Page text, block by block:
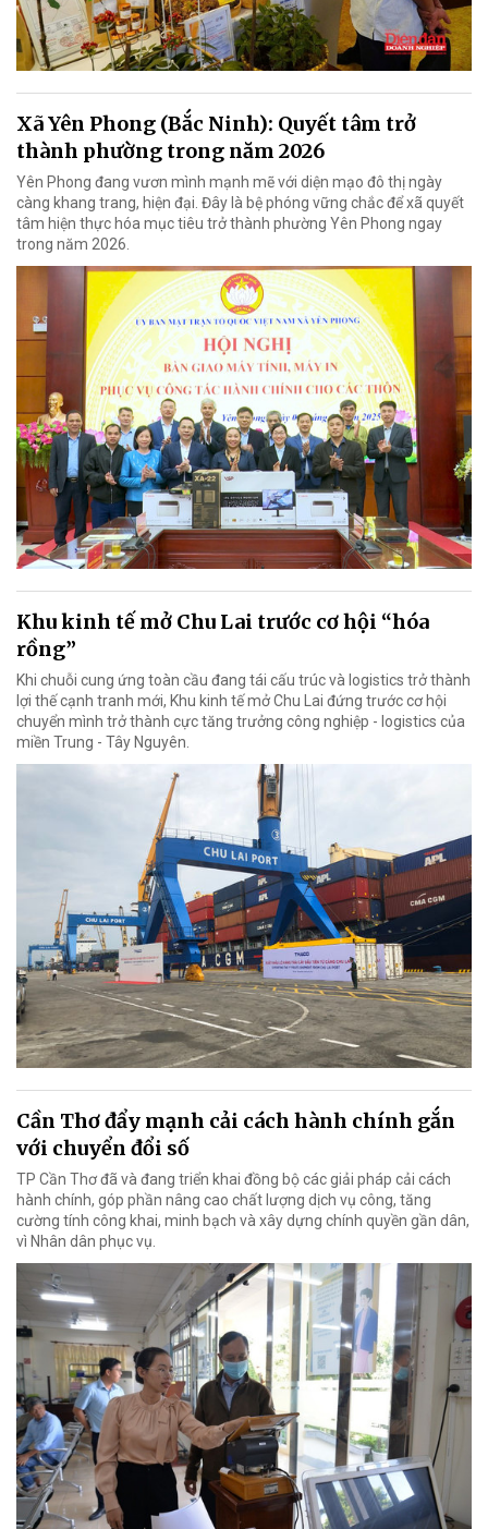
Xã Yên Phong (Bắc Ninh): Quyết tâm trở
thành phường trong năm 2026
Yên Phong đang vươn mình mạnh mẽ với diện mạo đô thị ngày
càng khang trang, hiện đại. Đây là bệ phóng vững chắc để xã quyết
tâm hiện thực hóa mục tiêu trở thành phường Yên Phong ngay
trong năm 2026.
Khu kinh tế mở Chu Lai trước cơ hội “hóa
rồng”
Khi chuỗi cung ứng toàn cầu đang tái cấu trúc và logistics trở thành
lợi thế cạnh tranh mới, Khu kinh tế mở Chu Lai đứng trước cơ hội
chuyển mình trở thành cực tăng trưởng công nghiệp - logistics của
miền Trung - Tây Nguyên.
Cần Thơ đẩy mạnh cải cách hành chính gắn
với chuyển đổi số
TP Cần Thơ đã và đang triển khai đồng bộ các giải pháp cải cách
hành chính, góp phần nâng cao chất lượng dịch vụ công, tăng
cường tính công khai, minh bạch và xây dựng chính quyền gần dân,
vì Nhân dân phục vụ.